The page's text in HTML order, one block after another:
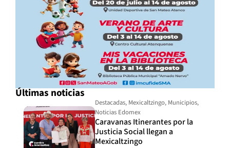
Últimas noticias
Destacadas, Mexicaltzingo, Municipios,
Noticias Edomex
Caravanas Itinerantes por la
Justicia Social llegan a
Mexicaltzingo